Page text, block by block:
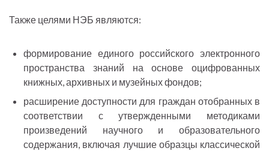
Также целями НЭБ являются:
формирование единого российского электронного
пространства знаний на основе оцифрованных
книжных, архивных и музейных фондов;
расширение доступности для граждан отобранных в
соответствии с утвержденными методиками
произведений научного и образовательного
содержания, включая лучшие образцы классической